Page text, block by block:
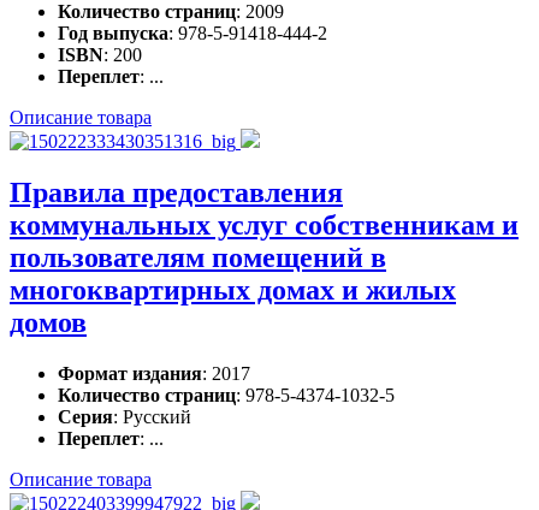
Количество страниц: 2009
Год выпуска: 978-5-91418-444-2
ISBN: 200
Переплет: ...
Описание товара
Правила предоставления
коммунальных услуг собственникам и
пользователям помещений в
многоквартирных домах и жилых
домов
Формат издания: 2017
Количество страниц: 978-5-4374-1032-5
Серия: Русский
Переплет: ...
Описание товара